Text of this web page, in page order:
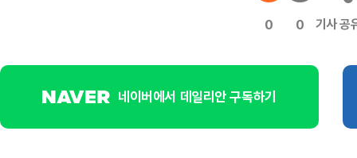
0 0 기사 공
네이버에서 데일리안 구독하기